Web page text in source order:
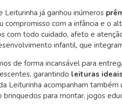
Leiturinha já ganhou inúmeros
compromisso com a infância e o
com todo cuidado, afeto e
infantil, que
de forma incansável para
garantindo leituras ideais
Leiturinha acompanham também
para montar, jogos